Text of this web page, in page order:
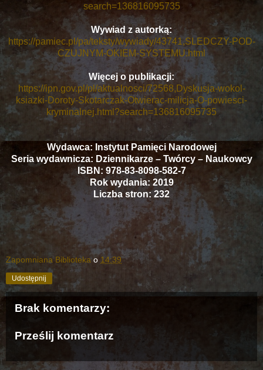
search=136816095735
Wywiad z autorką:
https://pamiec.pl/pa/teksty/wywiady/43741,SLEDCZY-POD-
CZUJNYM-OKIEM-SYSTEMU.html
Więcej o publikacji:
https://ipn.gov.pl/pl/aktualnosci/72568,Dyskusja-wokol-
ksiazki-Doroty-Skotarczak-Otwierac-milicja-O-powiesci-
kryminalnej.html?search=136816095735
Wydawca: Instytut Pamięci Narodowej
Seria wydawnicza: Dziennikarze – Twórcy – Naukowcy
ISBN: 978-83-8098-582-7
Rok wydania: 2019
Liczba stron: 232
Zapomniana Biblioteka o 14:39
Udostępnij
Brak komentarzy:
Prześlij komentarz